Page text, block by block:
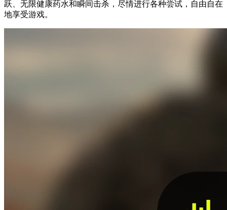
跃、无限健康药水和瞬间击杀，尽情进行各种尝试，自由自在
地享受游戏。